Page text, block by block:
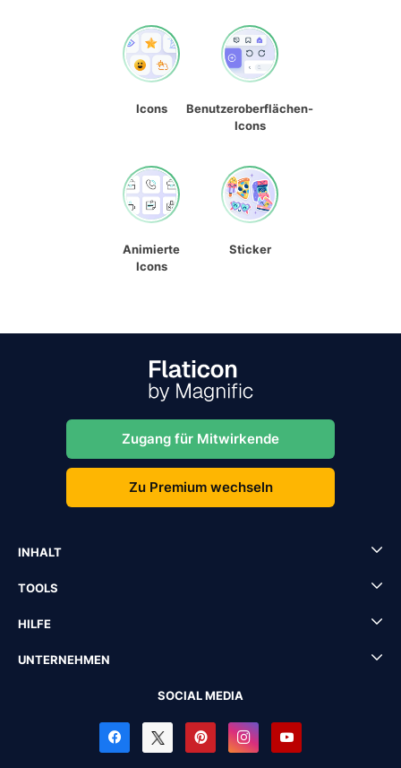
Icons
Benutzeroberflächen-
Icons
Animierte
Icons
Sticker
Zugang für Mitwirkende
Zu Premium wechseln
INHALT
TOOLS
HILFE
UNTERNEHMEN
SOCIAL MEDIA